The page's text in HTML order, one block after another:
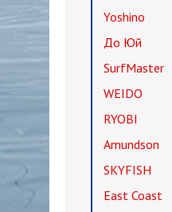
Yoshino
До Юй
SurfMaster
WEIDO
RYOBI
Amundson
SKYFISH
East Coast